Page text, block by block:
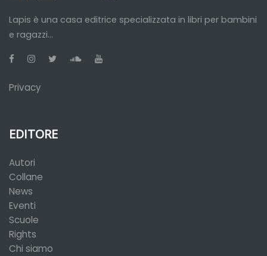
Lapis è una casa editrice specializzata in libri per bambini
e ragazzi...
Privacy
EDITORE
Autori
Collane
News
Eventi
Scuole
Rights
Chi siamo